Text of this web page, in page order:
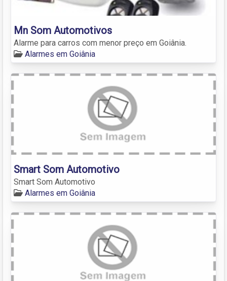
Mn Som Automotivos
Alarme para carros com menor preço em Goiânia.
Alarmes em Goiânia
Smart Som Automotivo
Smart Som Automotivo
Alarmes em Goiânia